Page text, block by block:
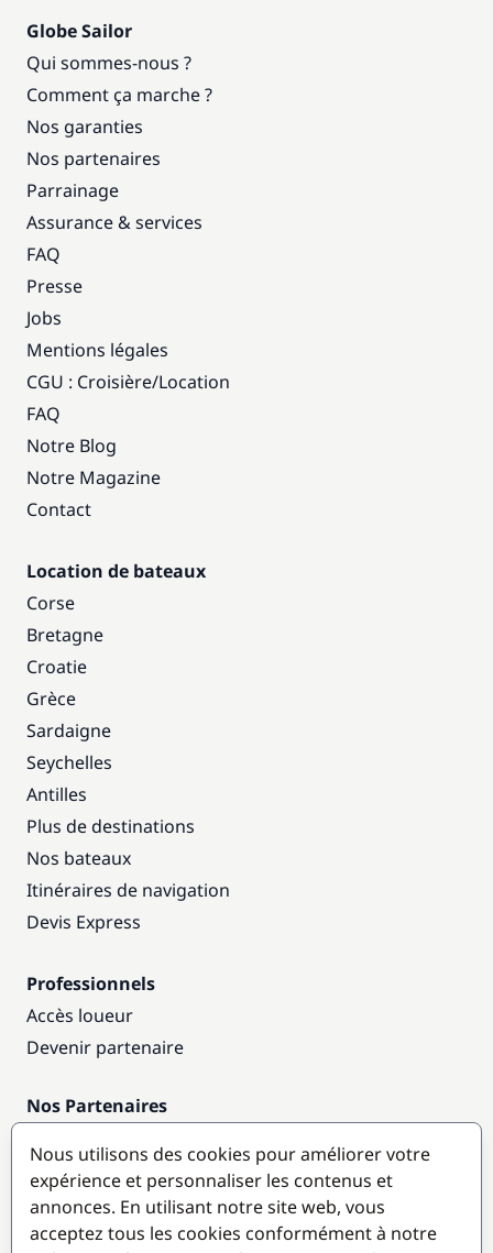
Globe Sailor
Qui sommes-nous ?
Comment ça marche ?
Nos garanties
Nos partenaires
Parrainage
Assurance & services
FAQ
Presse
Jobs
Mentions légales
CGU : Croisière/Location
FAQ
Notre Blog
Notre Magazine
Contact
Location de bateaux
Corse
Bretagne
Croatie
Grèce
Sardaigne
Seychelles
Antilles
Plus de destinations
Nos bateaux
Itinéraires de navigation
Devis Express
Professionnels
Accès loueur
Devenir partenaire
Nos Partenaires
Destinations populaires
Nous utilisons des cookies pour améliorer votre
expérience et personnaliser les contenus et
annonces. En utilisant notre site web, vous
acceptez tous les cookies conformément à notre